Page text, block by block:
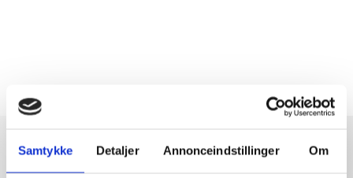
Samtykke Detaljer Annonceindstillinger Om